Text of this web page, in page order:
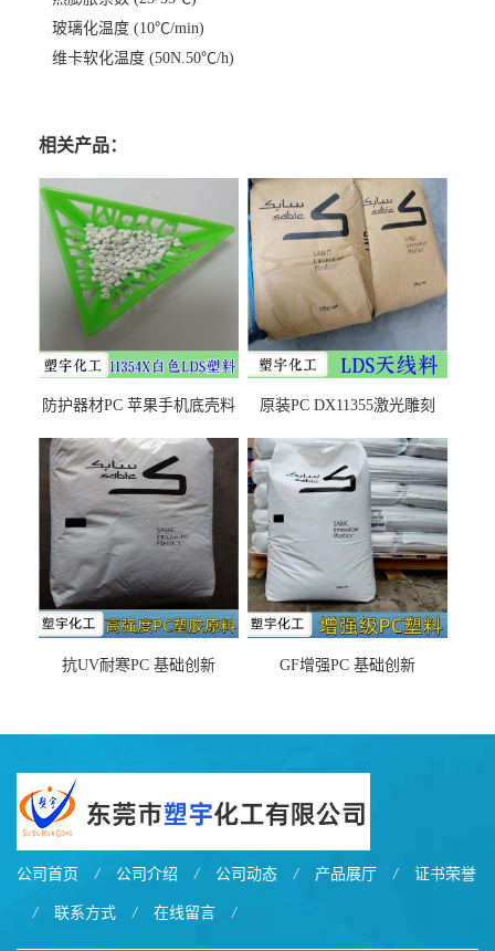
玻璃化温度 (10℃/min)
维卡软化温度 (50N.50℃/h)
相关产品：
防护器材PC 苹果手机底壳料
之忧
原装PC DX11355激光雕刻
抗UV耐寒PC 基础创新
GF增强PC 基础创新
公司首页 / 公司介绍 / 公司动态 / 产品展厅 / 证书荣誉
/ 联系方式 / 在线留言 /